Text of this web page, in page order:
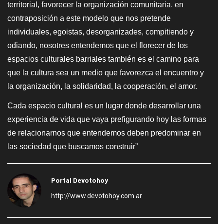
territorial, favorecer la organización comunitaria, en
contraposición a este modelo que nos pretende
individuales, egoistas, desorganizades, compitiendo y
odiando, nosotres entendemos que el florecer de los
espacios culturales barriales también es el camino para
que la cultura sea un medio que favorezca el encuentro y
la organización, la solidaridad, la cooperación, el amor.
Cada espacio cultural es un lugar donde desarrollar una
experiencia de vida que vaya prefigurando hoy las formas
de relacionarnos que entendemos deben predominar en
las sociedad que buscamos construir”
Portal Devotohoy
http://www.devotohoy.com.ar